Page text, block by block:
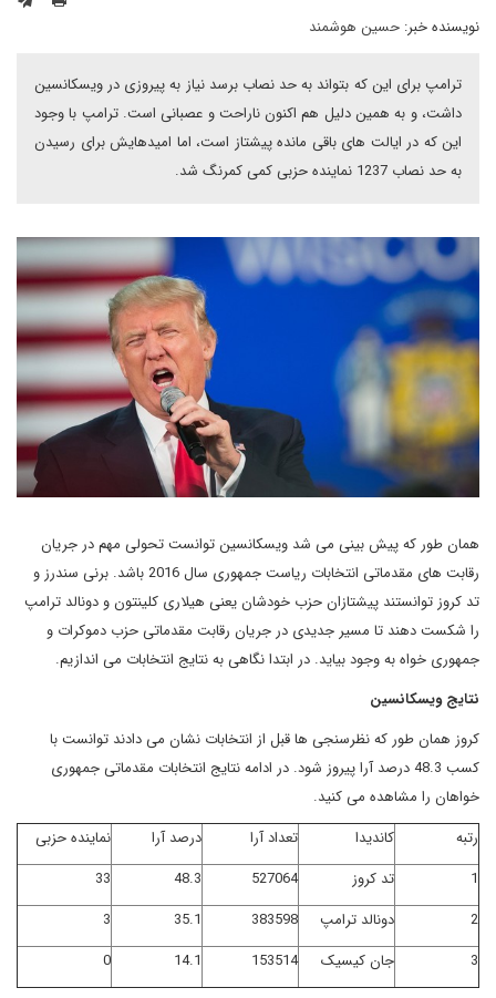
نویسنده خبر: حسین هوشمند
ترامپ برای این که بتواند به حد نصاب برسد نیاز به پیروزی در ویسکانسین
داشت، و به همین دلیل هم اکنون ناراحت و عصبانی است. ترامپ با وجود
این که در ایالت های باقی مانده پیشتاز است، اما امیدهایش برای رسیدن
به حد نصاب 1237 نماینده حزبی کمی کمرنگ شد.
همان طور که پیش بینی می شد ویسکانسین توانست تحولی مهم در جریان
رقابت های مقدماتی انتخابات ریاست جمهوری سال 2016 باشد. برنی سندرز و
تد کروز توانستند پیشتازان حزب خودشان یعنی هیلاری کلینتون و دونالد ترامپ
را شکست دهند تا مسیر جدیدی در جریان رقابت مقدماتی حزب دموکرات و
جمهوری خواه به وجود بیاید. در ابتدا نگاهی به نتایج انتخابات می اندازیم.
نتایج ویسکانسین
کروز همان طور که نظرسنجی ها قبل از انتخابات نشان می دادند توانست با
کسب 48.3 درصد آرا پیروز شود. در ادامه نتایج انتخابات مقدماتی جمهوری
خواهان را مشاهده می کنید.
رتبه
کاندیدا تعداد آرا درصد آرا
نماینده حزبی
1
تد کروز 527064
48.3
33
2
دونالد ترامپ 383598
35.1
3
3
جان کیسیک 153514
14.1
0